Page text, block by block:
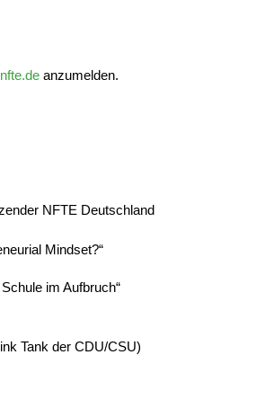
anzumelden.
NFTE Deutschland
Mindset?“
im Aufbruch“
Tank der CDU/CSU)